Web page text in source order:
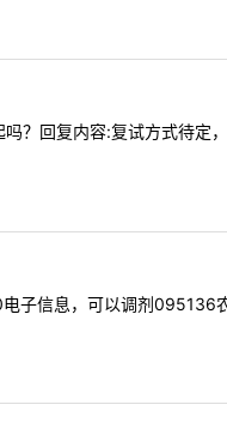
？回复内容:复试方式待定
信息，可以调剂095136